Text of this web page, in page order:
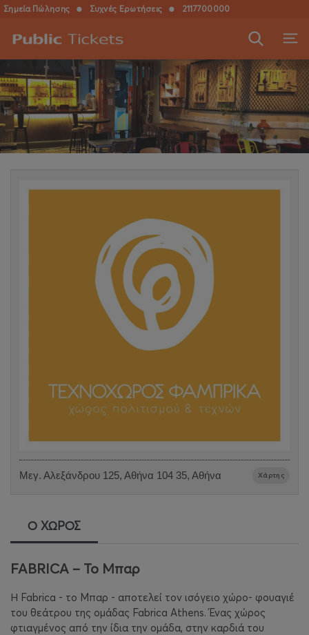
Σημεία Πώλησης ● Συχνές Ερωτήσεις ● 2117700000
Μεγ. Αλεξάνδρου 125, Αθήνα 104 35, Αθήνα Χάρτης
Ο ΧΩΡΟΣ
FABRICA – To Μπαρ
Η Fabrica - το Μπαρ - αποτελεί τον ισόγειο χώρο- φουαγιέ
του θεάτρου της ομάδας Fabrica Athens. Ένας χώρος
φτιαγμένος από την ίδια την ομάδα, στην καρδιά του